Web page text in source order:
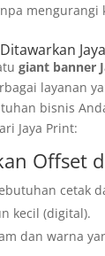
mengurangi
Ditawarkan
giant banner
layanan
bisnis
Jaya Print:
Offset
cetak
kecil (digital).
dan warna